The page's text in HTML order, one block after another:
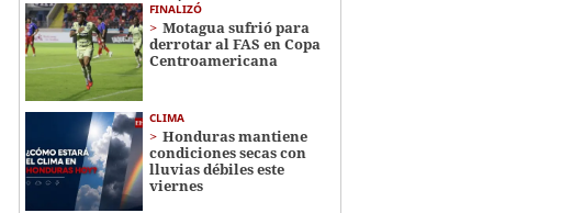
FINALIZÓ
Motagua sufrió para
derrotar al FAS en Copa
Centroamericana
CLIMA
Honduras mantiene
condiciones secas con
lluvias débiles este
viernes